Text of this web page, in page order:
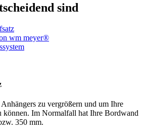
sind
wm meyer®
zu vergrößern und um Ihre
können. Im Normalfall hat Ihre Bordwand
350 mm.